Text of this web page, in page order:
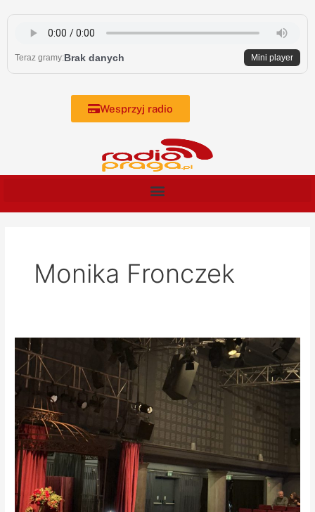
content
Teraz gramy:Brak danych Mini player
Wesprzyj radio
Monika Fronczek
Premiera
„Och
Teatrze”.
Byliśmy
na
próbie
generalnej.